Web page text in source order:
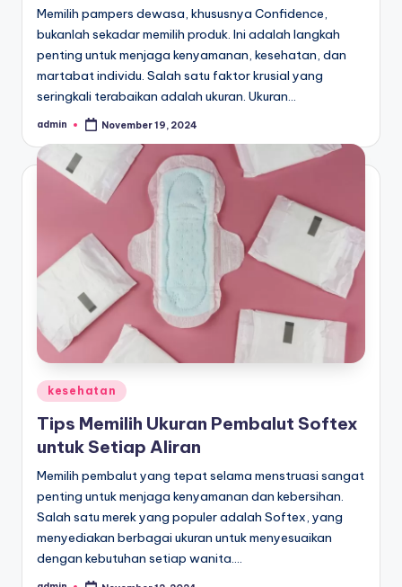
Memilih pampers dewasa, khususnya Confidence,
bukanlah sekadar memilih produk. Ini adalah langkah
penting untuk menjaga kenyamanan, kesehatan, dan
martabat individu. Salah satu faktor krusial yang
seringkali terabaikan adalah ukuran. Ukuran…
Posted
admin November 19, 2024
Posted
kesehatan
Tips Memilih Ukuran Pembalut Softex
untuk Setiap Aliran
Memilih pembalut yang tepat selama menstruasi sangat
penting untuk menjaga kenyamanan dan kebersihan.
Salah satu merek yang populer adalah Softex, yang
menyediakan berbagai ukuran untuk menyesuaikan
dengan kebutuhan setiap wanita.…